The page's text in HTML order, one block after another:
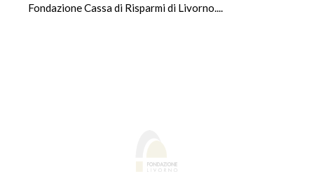
Fondazione Cassa di Risparmi di Livorno....